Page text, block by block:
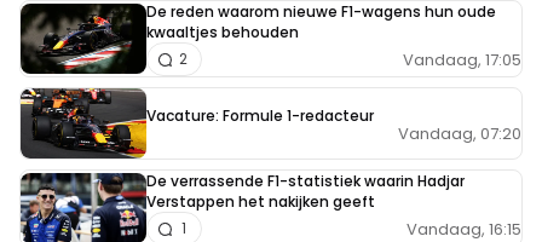
De reden waarom nieuwe F1-wagens hun oude
kwaaltjes behouden
Vandaag, 17:05
2
Vacature: Formule 1-redacteur
Vandaag, 07:20
De verrassende F1-statistiek waarin Hadjar
Verstappen het nakijken geeft
Vandaag, 16:15
1